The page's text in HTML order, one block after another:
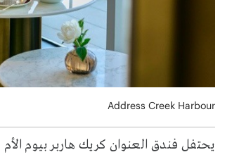
Address Creek Harbour